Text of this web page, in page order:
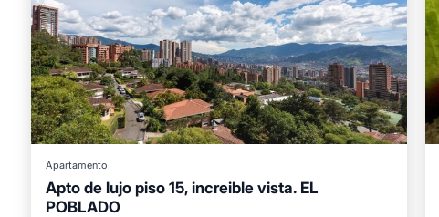
Apartamento
Apto de lujo piso 15, increible vista. EL
POBLADO